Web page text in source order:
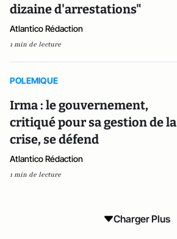
dizaine d'arrestations"
Atlantico Rédaction
1 min de lecture
POLEMIQUE
Irma : le gouvernement,
critiqué pour sa gestion de la
crise, se défend
Atlantico Rédaction
1 min de lecture
Charger Plus